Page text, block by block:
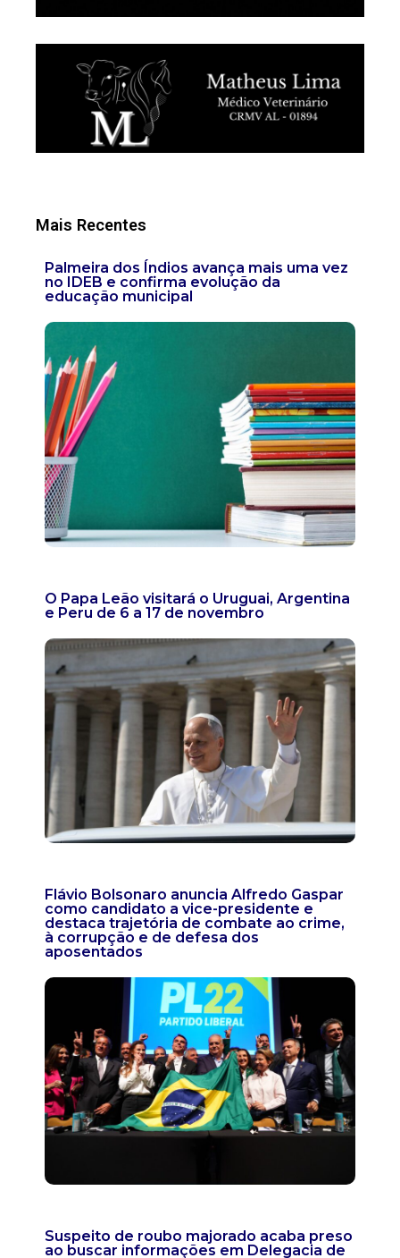
Mais Recentes
Palmeira dos Índios avança mais uma vez
no IDEB e confirma evolução da
educação municipal
O Papa Leão visitará o Uruguai, Argentina
e Peru de 6 a 17 de novembro
Flávio Bolsonaro anuncia Alfredo Gaspar
como candidato a vice-presidente e
destaca trajetória de combate ao crime,
à corrupção e de defesa dos
aposentados
Suspeito de roubo majorado acaba preso
ao buscar informações em Delegacia de